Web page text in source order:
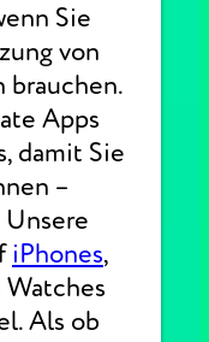
Sie
von
brauchen.
Apps
damit Sie
–
iPhones,
Als ob